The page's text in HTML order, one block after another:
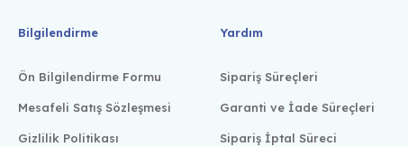
Bilgilendirme
Ön Bilgilendirme Formu
Mesafeli Satış Sözleşmesi
Gizlilik Politikası
Yardım
Sipariş Süreçleri
Garanti ve İade Süreçleri
Sipariş İptal Süreci